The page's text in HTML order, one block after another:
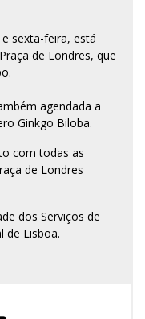
sexta-feira, está
de Londres, que
agendada a
Ginkgo Biloba.
com todas as
de Londres
dos Serviços de
de Lisboa.